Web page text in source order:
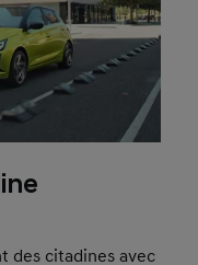
des citadines avec